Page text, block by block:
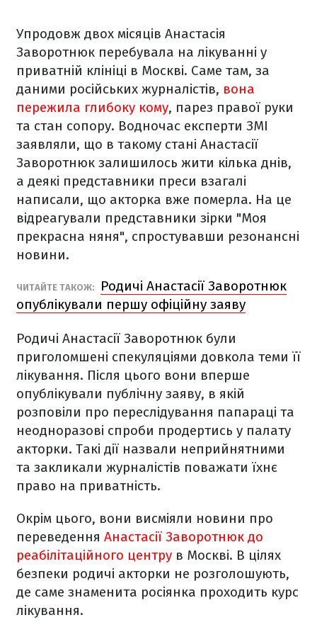
Упродовж двох місяців Анастасія
Заворотнюк перебувала на лікуванні у
приватній клініці в Москві. Саме там, за
даними російських журналістів, вона
пережила глибоку кому, парез правої руки
та стан сопору. Водночас експерти ЗМІ
заявляли, що в такому стані Анастасії
Заворотнюк залишилось жити кілька днів,
а деякі представники преси взагалі
написали, що акторка вже померла. На це
відреагували представники зірки "Моя
прекрасна няня", спростувавши резонансні
новини.
ЧИТАЙТЕ ТАКОЖ:
Родичі Анастасії Заворотнюк
опублікували першу офіційну заяву
Родичі Анастасії Заворотнюк були
приголомшені спекуляціями довкола теми її
лікування. Після цього вони вперше
опублікували публічну заяву, в якій
розповіли про переслідування папараці та
неодноразові спроби продертись у палату
акторки. Такі дії назвали неприйнятними
та закликали журналістів поважати їхнє
право на приватність.
Окрім цього, вони висміяли новини про
переведення Анастасії Заворотнюк до
реабілітаційного центру в Москві. В цілях
безпеки родичі акторки не розголошують,
де саме знаменита росіянка проходить курс
лікування.